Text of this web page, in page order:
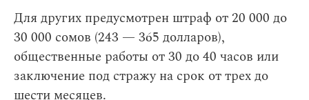
Для других предусмотрен штраф от 20 000 до
30 000 сомов (243 — 365 долларов),
общественные работы от 30 до 40 часов или
заключение под стражу на срок от трех до
шести месяцев.